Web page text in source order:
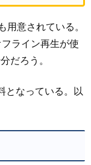
用意されている。
ライン再生が使
だろう。
となっている。以